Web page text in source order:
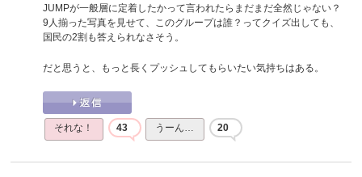
JUMPが一般層に定着したかって言われたらまだまだ全然じゃない？
9人揃った写真を見せて、このグループは誰？ってクイズ出しても、
国民の2割も答えられなさそう。
だと思うと、もっと長くプッシュしてもらいたい気持ちはある。
それな！ 43 うーん… 20